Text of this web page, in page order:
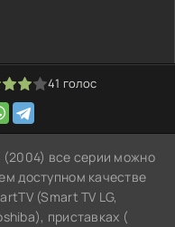
41 голос
все серии можно
доступном качестве
(Smart TV LG,
приставках (